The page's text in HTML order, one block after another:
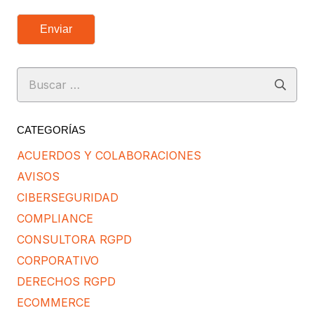
Enviar
Buscar:
CATEGORÍAS
ACUERDOS Y COLABORACIONES
AVISOS
CIBERSEGURIDAD
COMPLIANCE
CONSULTORA RGPD
CORPORATIVO
DERECHOS RGPD
ECOMMERCE